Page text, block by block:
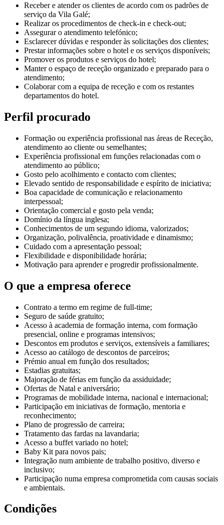
Receber e atender os clientes de acordo com os padrões de
serviço da Vila Galé;
Realizar os procedimentos de check-in e check-out;
Assegurar o atendimento telefónico;
Esclarecer dúvidas e responder às solicitações dos clientes;
Prestar informações sobre o hotel e os serviços disponíveis;
Promover os produtos e serviços do hotel;
Manter o espaço de receção organizado e preparado para o
atendimento;
Colaborar com a equipa de receção e com os restantes
departamentos do hotel.
Perfil procurado
Formação ou experiência profissional nas áreas de Receção,
atendimento ao cliente ou semelhantes;
Experiência profissional em funções relacionadas com o
atendimento ao público;
Gosto pelo acolhimento e contacto com clientes;
Elevado sentido de responsabilidade e espírito de iniciativa;
Boa capacidade de comunicação e relacionamento
interpessoal;
Orientação comercial e gosto pela venda;
Domínio da língua inglesa;
Conhecimentos de um segundo idioma, valorizados;
Organização, polivalência, proatividade e dinamismo;
Cuidado com a apresentação pessoal;
Flexibilidade e disponibilidade horária;
Motivação para aprender e progredir profissionalmente.
O que a empresa oferece
Contrato a termo em regime de full-time;
Seguro de saúde gratuito;
Acesso à academia de formação interna, com formação
presencial, online e programas intensivos;
Descontos em produtos e serviços, extensíveis a familiares;
Acesso ao catálogo de descontos de parceiros;
Prémio anual em função dos resultados;
Estadias gratuitas;
Majoração de férias em função da assiduidade;
Ofertas de Natal e aniversário;
Programas de mobilidade interna, nacional e internacional;
Participação em iniciativas de formação, mentoria e
reconhecimento;
Plano de progressão de carreira;
Tratamento das fardas na lavandaria;
Acesso a buffet variado no hotel;
Baby Kit para novos pais;
Integração num ambiente de trabalho positivo, diverso e
inclusivo;
Participação numa empresa comprometida com causas sociais
e ambientais.
Condições